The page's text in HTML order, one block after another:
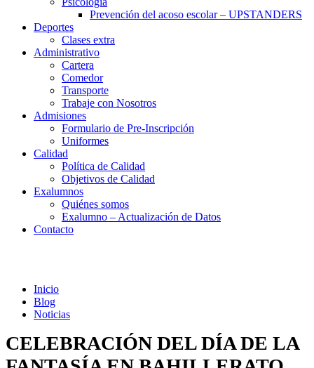
Prevención del acoso escolar – UPSTANDERS
Deportes
Clases extra
Administrativo
Cartera
Comedor
Transporte
Trabaje con Nosotros
Admisiones
Formulario de Pre-Inscripción
Uniformes
Calidad
Política de Calidad
Objetivos de Calidad
Exalumnos
Quiénes somos
Exalumno – Actualización de Datos
Contacto
Inicio
Blog
Noticias
CELEBRACIÓN DEL DÍA DE LA